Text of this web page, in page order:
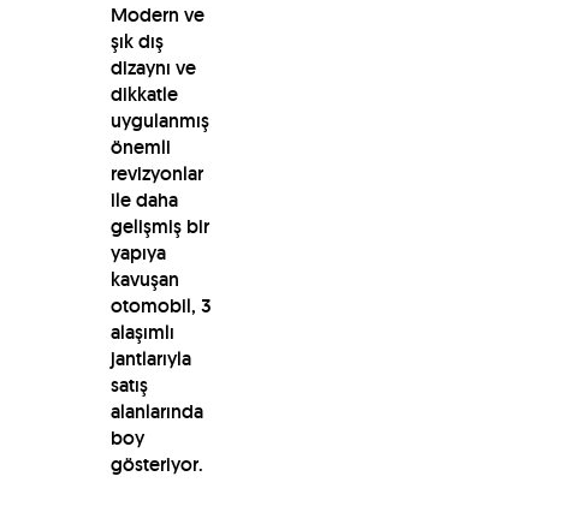
Modern ve
şık dış
dizaynı ve
dikkatle
uygulanmış
önemli
revizyonlar
ile daha
gelişmiş bir
yapıya
kavuşan
otomobil, 3
alaşımlı
jantlarıyla
satış
alanlarında
boy
gösteriyor.